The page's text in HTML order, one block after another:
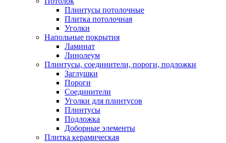
Плинтусы потолочные
Плитка потолочная
Уголки
Напольные покрытия
Ламинат
Линолеум
Плинтусы, соединители, пороги, подложки
Заглушки
Пороги
Соединители
Уголки для плинтусов
Плинтусы
Подложка
Доборные элементы
Плитка керамическая